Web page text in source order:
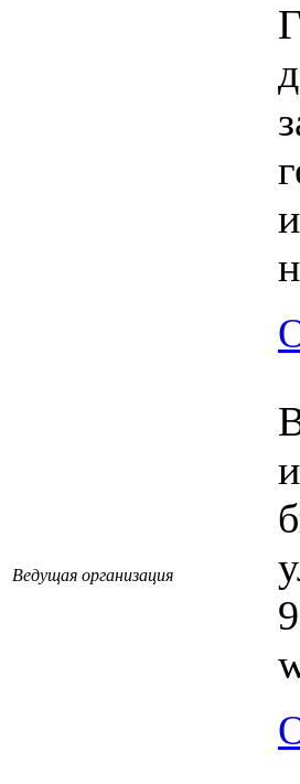
Ведущая организация